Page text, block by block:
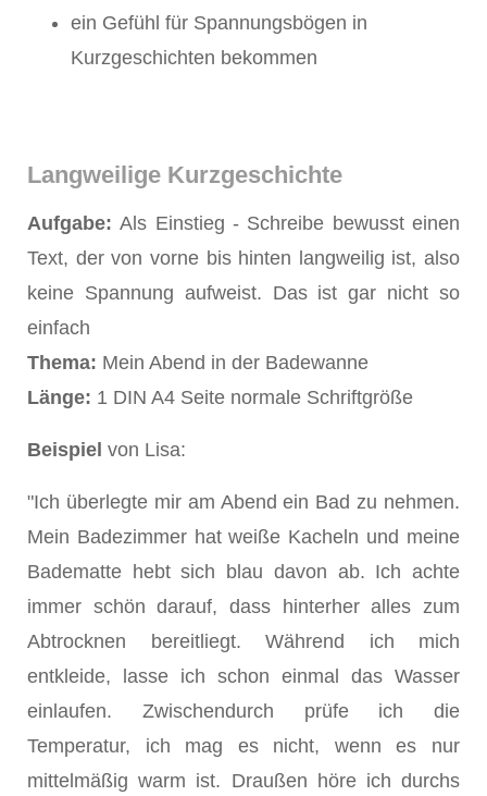
ein Gefühl für Spannungsbögen in
Kurzgeschichten bekommen
Langweilige Kurzgeschichte
Aufgabe:Als Einstieg - Schreibe bewusst einen
Text, der von vorne bis hinten langweilig ist, also
keine Spannung aufweist. Das ist gar nicht so
einfach
Thema: Mein Abend in der Badewanne
Länge: 1 DIN A4 Seite normale Schriftgröße
Beispiel von Lisa:
"Ich überlegte mir am Abend ein Bad zu nehmen.
Mein Badezimmer hat weiße Kacheln und meine
Badematte hebt sich blau davon ab. Ich achte
immer schön darauf, dass hinterher alles zum
Abtrocknen bereitliegt. Während ich mich
entkleide, lasse ich schon einmal das Wasser
einlaufen. Zwischendurch prüfe ich die
Temperatur, ich mag es nicht, wenn es nur
mittelmäßig warm ist. Draußen höre ich durchs